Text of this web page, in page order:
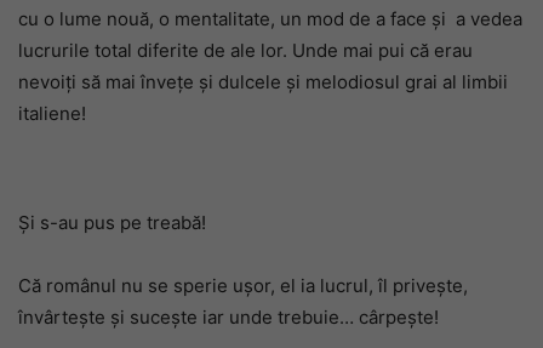
cu o lume nouă, o mentalitate, un mod de a face și a vedea
lucrurile total diferite de ale lor. Unde mai pui că erau
nevoiți să mai învețe și dulcele și melodiosul grai al limbii
italiene!
Și s-au pus pe treabă!
Că românul nu se sperie ușor, el ia lucrul, îl privește,
învârtește și sucește iar unde trebuie… cârpește!